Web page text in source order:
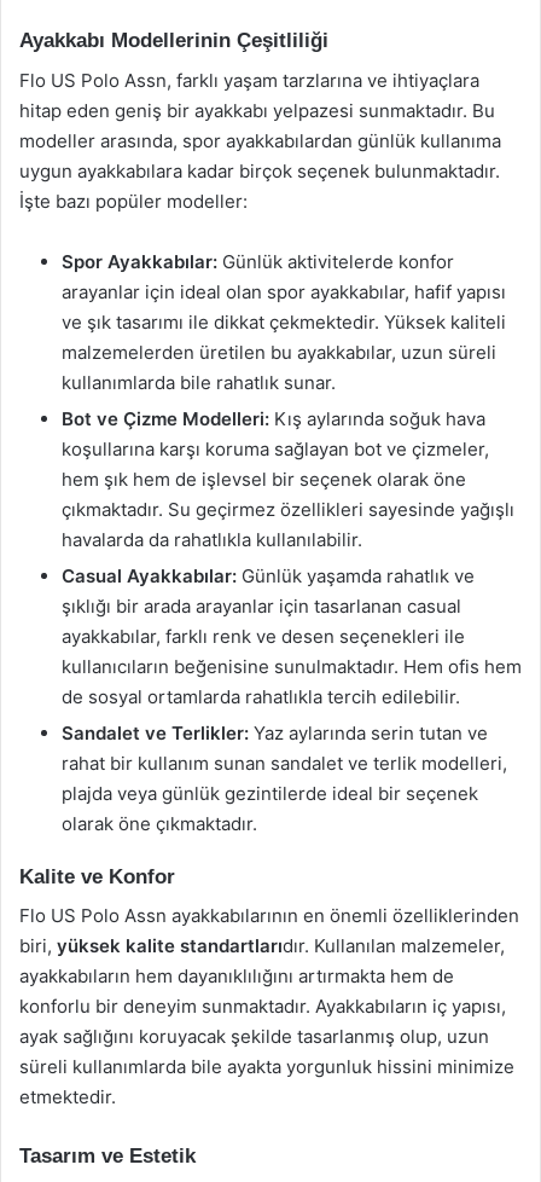
Ayakkabı Modellerinin Çeşitliliği
Flo US Polo Assn, farklı yaşam tarzlarına ve ihtiyaçlara
hitap eden geniş bir ayakkabı yelpazesi sunmaktadır. Bu
modeller arasında, spor ayakkabılardan günlük kullanıma
uygun ayakkabılara kadar birçok seçenek bulunmaktadır.
İşte bazı popüler modeller:
Spor Ayakkabılar: Günlük aktivitelerde konfor
arayanlar için ideal olan spor ayakkabılar, hafif yapısı
ve şık tasarımı ile dikkat çekmektedir. Yüksek kaliteli
malzemelerden üretilen bu ayakkabılar, uzun süreli
kullanımlarda bile rahatlık sunar.
Bot ve Çizme Modelleri: Kış aylarında soğuk hava
koşullarına karşı koruma sağlayan bot ve çizmeler,
hem şık hem de işlevsel bir seçenek olarak öne
çıkmaktadır. Su geçirmez özellikleri sayesinde yağışlı
havalarda da rahatlıkla kullanılabilir.
Casual Ayakkabılar: Günlük yaşamda rahatlık ve
şıklığı bir arada arayanlar için tasarlanan casual
ayakkabılar, farklı renk ve desen seçenekleri ile
kullanıcıların beğenisine sunulmaktadır. Hem ofis hem
de sosyal ortamlarda rahatlıkla tercih edilebilir.
Sandalet ve Terlikler: Yaz aylarında serin tutan ve
rahat bir kullanım sunan sandalet ve terlik modelleri,
plajda veya günlük gezintilerde ideal bir seçenek
olarak öne çıkmaktadır.
Kalite ve Konfor
Flo US Polo Assn ayakkabılarının en önemli özelliklerinden
biri, yüksek kalite standartlarıdır. Kullanılan malzemeler,
ayakkabıların hem dayanıklılığını artırmakta hem de
konforlu bir deneyim sunmaktadır. Ayakkabıların iç yapısı,
ayak sağlığını koruyacak şekilde tasarlanmış olup, uzun
süreli kullanımlarda bile ayakta yorgunluk hissini minimize
etmektedir.
Tasarım ve Estetik